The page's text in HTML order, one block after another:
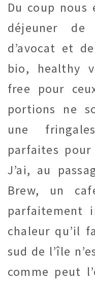
Du coup
déjeuner de
d’avocat et
bio, healthy
free pour
portions ne
une
parfaites
J’ai, au
Brew, un
parfaitement
chaleur qu’il
sud de l’île
comme peut